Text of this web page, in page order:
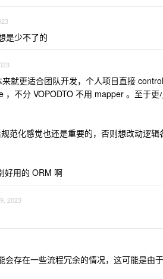
是少不了的
就更适合团队开发，个人项目直接
，不分 VOPODTO 不用 mapper 。至于
范化感觉也还是重要的，否则想改动逻
好用的 ORM 啊
2023
存在一些流程冗余的情况，这可能是由于